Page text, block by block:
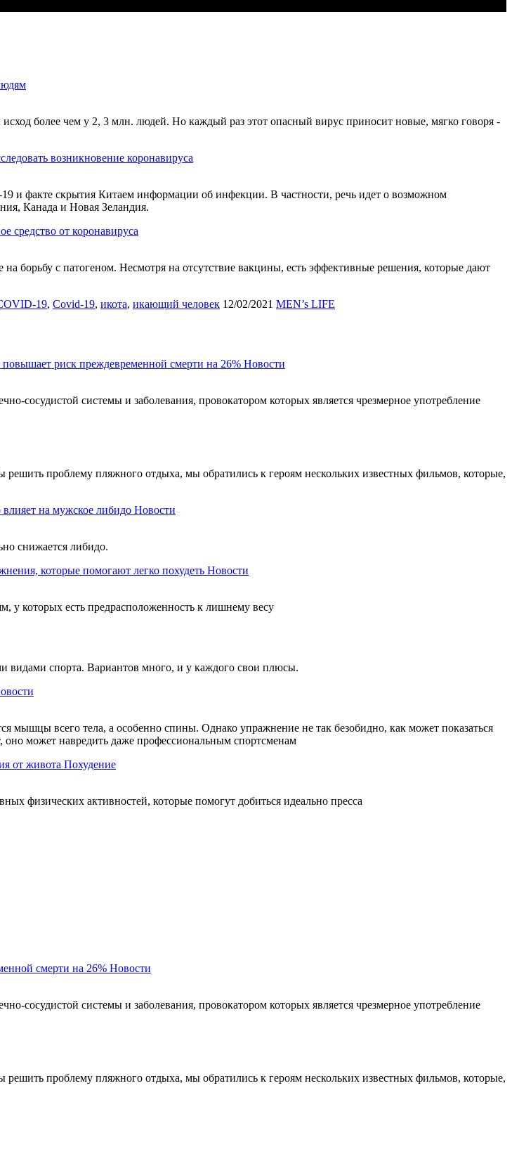
более чем у 2, 3 млн. людей. Но каждый раз этот опасный вирус приносит новые, мягко говоря -
возникновение коронавируса
факте скрытия Китаем информации об инфекции. В частности, речь идет о возможном
Канада и Новая Зеландия.
средство от коронавируса
борьбу с патогеном. Несмотря на отсутствие вакцины, есть эффективные решения, которые дают
19, Covid-19, икота, икающий человек 12/02/2021 MEN’s LIFE
повышает риск преждевременной смерти на 26% Новости
сосудистой системы и заболевания, провокатором которых является чрезмерное употребление
проблему пляжного отдыха, мы обратились к героям нескольких известных фильмов, которые,
на мужское либидо Новости
снижается либидо.
которые помогают легко похудеть Новости
у которых есть предрасположенность к лишнему весу
видами спорта. Вариантов много, и у каждого свои плюсы.
всего тела, а особенно спины. Однако упражнение не так безобидно, как может показаться
оно может навредить даже профессиональным спортсменам
от живота Похудение
физических активностей, которые помогут добиться идеально пресса
смерти на 26% Новости
сосудистой системы и заболевания, провокатором которых является чрезмерное употребление
проблему пляжного отдыха, мы обратились к героям нескольких известных фильмов, которые,